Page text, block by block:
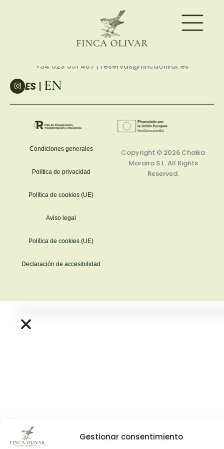
Gestionar consentimiento
+34 623 551 407 | reservas@fincaolivar.es
I
n
s
t
ES EN
Copyright © 2026 Chaika
Moraira S.L.All Rights
Reserved.
Condiciones generales
Política de privacidad
Política de cookies (UE)
Aviso legal
Política de cookies (UE)
Declaración de accesibilidad